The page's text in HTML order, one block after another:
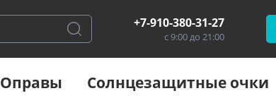
+7-910-380-31-27
с 9:00 до 21:00
Оправы Солнцезащитные очки